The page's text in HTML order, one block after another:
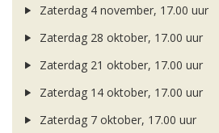
Zaterdag 4 november, 17.00 uur
Zaterdag 28 oktober, 17.00 uur
Zaterdag 21 oktober, 17.00 uur
Zaterdag 14 oktober, 17.00 uur
Zaterdag 7 oktober, 17.00 uur